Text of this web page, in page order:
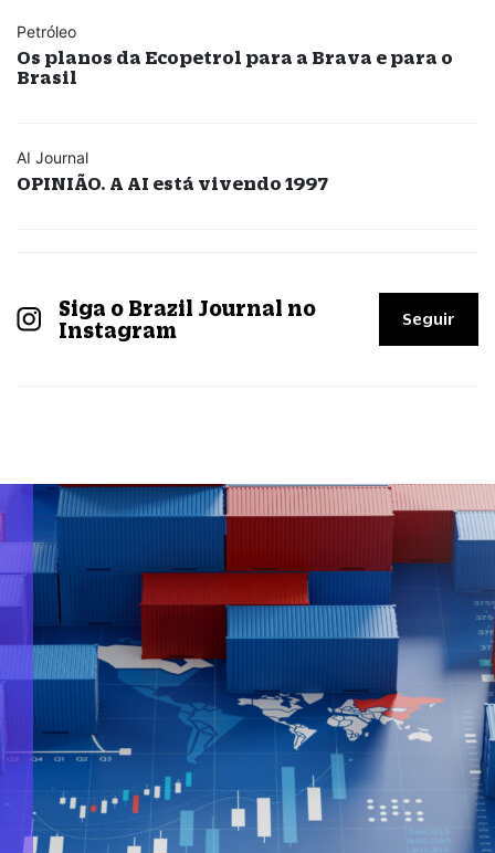
Petróleo
Os planos da Ecopetrol para a Brava e para o
Brasil
AI Journal
OPINIÃO. A AI está vivendo 1997
Siga o Brazil Journal no
Instagram
Seguir